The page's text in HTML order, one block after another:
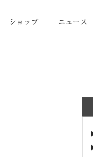
ショップ ニュース